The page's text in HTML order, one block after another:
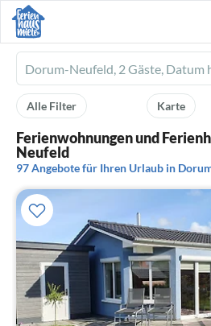
Ferienhausmiete
logo
Karte
Alle Filter
Ferienwohnungen und
Neufeld
97 Angebote für Ihren Urlaub in